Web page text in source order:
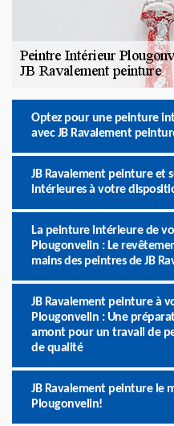
Optez pour une peinture
avec JB Ravalement
JB Ravalement peinture et
intérieures à votre
La peinture intérieure de
Plougonvelin : Le
mains des peintres de JB
JB Ravalement peinture à
Plougonvelin : Une
amont pour un travail de
de qualité
JB Ravalement peinture le
Plougonvelin!